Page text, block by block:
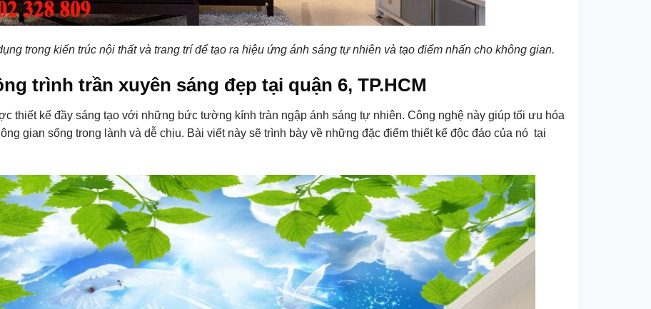
trong kiến trúc nội thất và trang trí để tạo ra hiệu ứng ánh sáng tự nhiên và tạo điểm nhấn cho không gian.
trình trần xuyên sáng đẹp tại quận 6, TP.HCM
thiết kế đầy sáng tạo với những bức tường kính tràn ngập ánh sáng tự nhiên. Công nghệ này giúp tối ưu hóa
gian sống trong lành và dễ chịu. Bài viết này sẽ trình bày về những đặc điểm thiết kế độc đáo của nó tại